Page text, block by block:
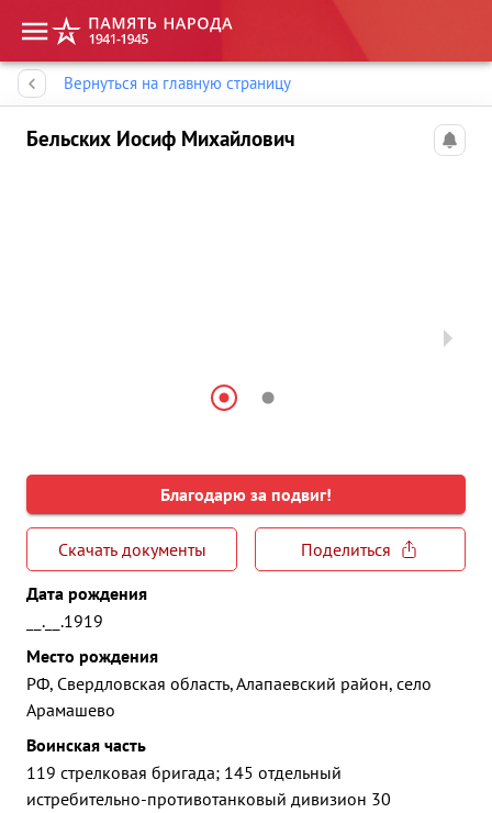
Вернуться на главную страницу
Бельских Иосиф Михайлович
Благодарю за подвиг!
Скачать документы
Поделиться
Дата рождения
__.__.1919
Место рождения
РФ, Свердловская область, Алапаевский район, село
Арамашево
Воинская часть
119 стрелковая бригада; 145 отдельный
истребительно-противотанковый дивизион 30
Память народа